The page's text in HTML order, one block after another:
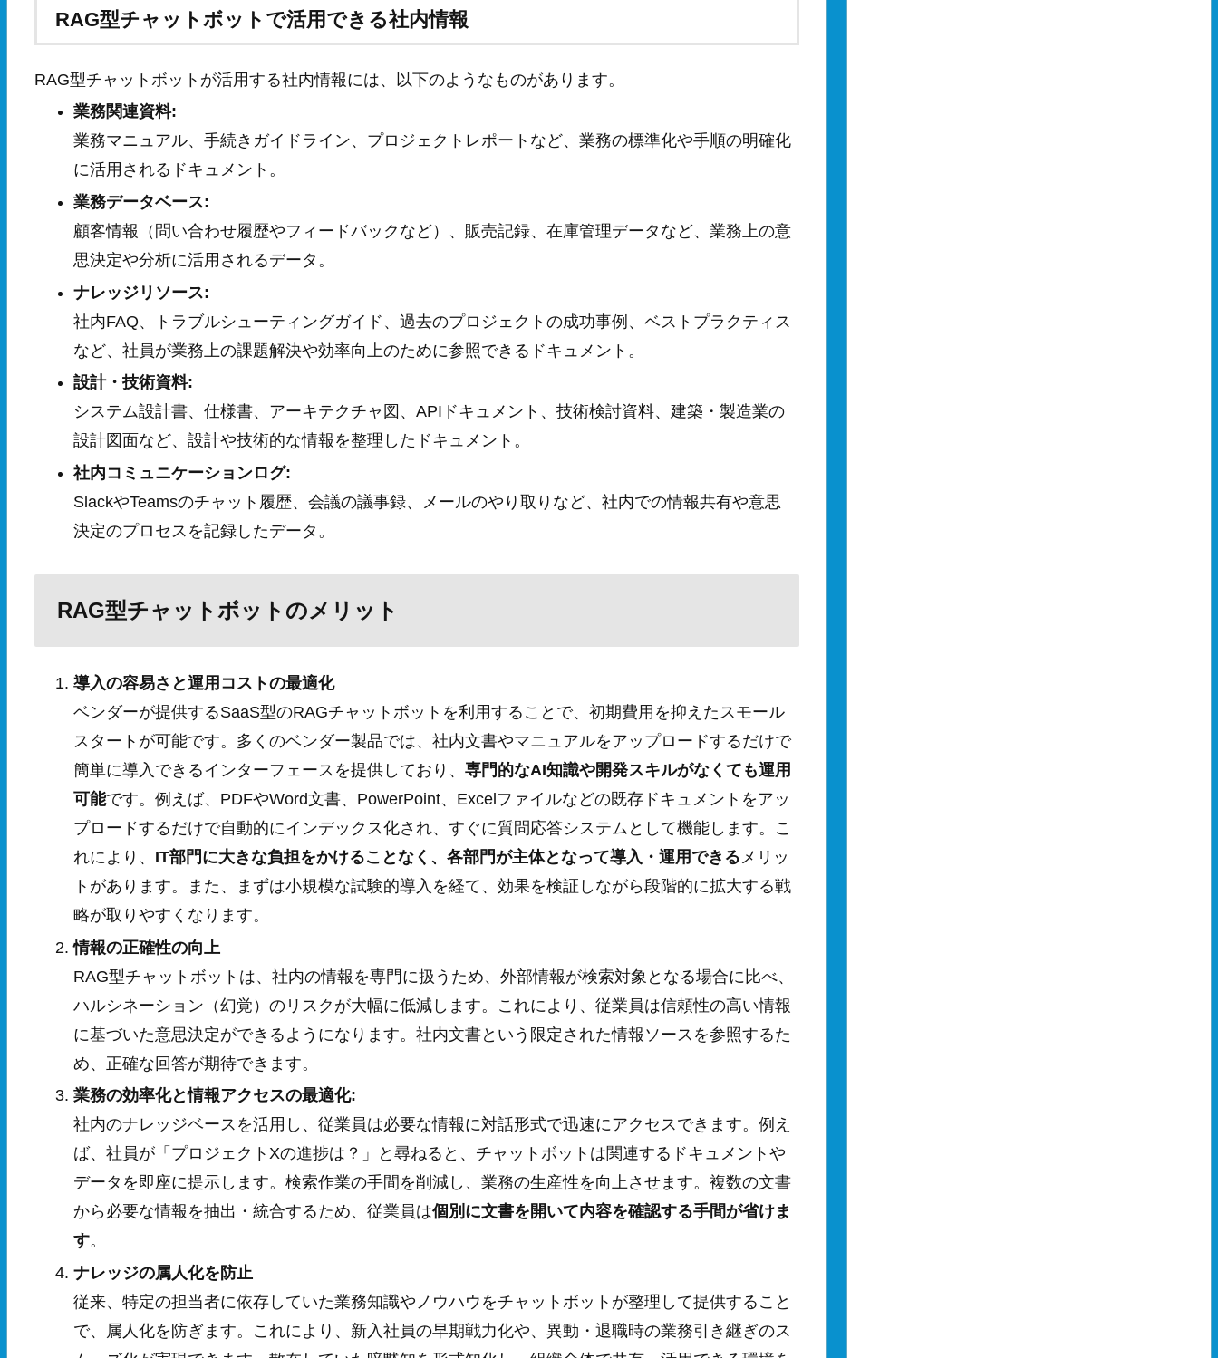
RAG型チャットボットで活用できる社内情報
RAG型チャットボットが活用する社内情報には、以下のようなものがあります。
業務関連資料:
業務マニュアル、手続きガイドライン、プロジェクトレポートなど、業務の標準化や手順の明確化
に活用されるドキュメント。
業務データベース:
顧客情報（問い合わせ履歴やフィードバックなど）、販売記録、在庫管理データなど、業務上の意
思決定や分析に活用されるデータ。
ナレッジリソース:
社内FAQ、トラブルシューティングガイド、過去のプロジェクトの成功事例、ベストプラクティス
など、社員が業務上の課題解決や効率向上のために参照できるドキュメント。
設計・技術資料:
システム設計書、仕様書、アーキテクチャ図、APIドキュメント、技術検討資料、建築・製造業の
設計図面など、設計や技術的な情報を整理したドキュメント。
社内コミュニケーションログ:
SlackやTeamsのチャット履歴、会議の議事録、メールのやり取りなど、社内での情報共有や意思
決定のプロセスを記録したデータ。
RAG型チャットボットのメリット
導入の容易さと運用コストの最適化
ベンダーが提供するSaaS型のRAGチャットボットを利用することで、初期費用を抑えたスモール
スタートが可能です。多くのベンダー製品では、社内文書やマニュアルをアップロードするだけで
簡単に導入できるインターフェースを提供しており、専門的なAI知識や開発スキルがなくても運用
可能です。例えば、PDFやWord文書、PowerPoint、Excelファイルなどの既存ドキュメントをアッ
プロードするだけで自動的にインデックス化され、すぐに質問応答システムとして機能します。こ
れにより、 IT部門に大きな負担をかけることなく、各部門が主体となって導入・運用できるメリッ
トがあります。また、まずは小規模な試験的導入を経て、効果を検証しながら段階的に拡大する戦
略が取りやすくなります。
情報の正確性の向上
RAG型チャットボットは、社内の情報を専門に扱うため、外部情報が検索対象となる場合に比べ、
ハルシネーション（幻覚）のリスクが大幅に低減します。これにより、従業員は信頼性の高い情報
に基づいた意思決定ができるようになります。社内文書という限定された情報ソースを参照するた
め、正確な回答が期待できます。
業務の効率化と情報アクセスの最適化:
社内のナレッジベースを活用し、従業員は必要な情報に対話形式で迅速にアクセスできます。例え
ば、社員が「プロジェクトXの進捗は？」と尋ねると、チャットボットは関連するドキュメントや
データを即座に提示します。検索作業の手間を削減し、業務の生産性を向上させます。複数の文書
から必要な情報を抽出・統合するため、従業員は個別に文書を開いて内容を確認する手間が省けま
す。
ナレッジの属人化を防止
従来、特定の担当者に依存していた業務知識やノウハウをチャットボットが整理して提供すること
で、属人化を防ぎます。これにより、新入社員の早期戦力化や、異動・退職時の業務引き継ぎのス